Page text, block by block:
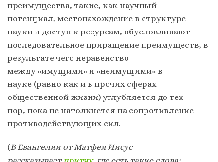
преимущества, такие, как научный
потенциал, местонахождение в структуре
науки и доступ к ресурсам, обусловливают
последовательное приращение преимуществ, в
результате чего неравенство
между «имущими» и «неимущими» в
науке (равно как и в прочих сферах
общественной жизни) углубляется до тех
пор, пока не натолкнется на сопротивление
противодействующих сил.
(В Евангелии от Матфея Иисус